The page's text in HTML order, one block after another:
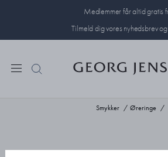
Medlemmer får altid gratis
Tilmeld dig vores nyhedsbrev
Smykker Øreringe